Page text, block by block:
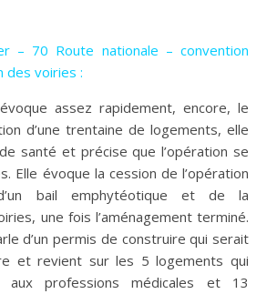
– 70 Route nationale – convention
des voiries :
assez rapidement, encore, le
d’une trentaine de logements, elle
santé et précise que l’opération se
Elle évoque la cession de l’opération
bail emphytéotique et de la
une fois l’aménagement terminé.
d’un permis de construire qui serait
et revient sur les 5 logements qui
aux professions médicales et 13